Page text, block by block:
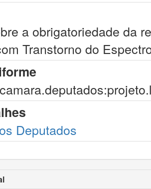
a obrigatoriedade da
Transtorno do
Deputados